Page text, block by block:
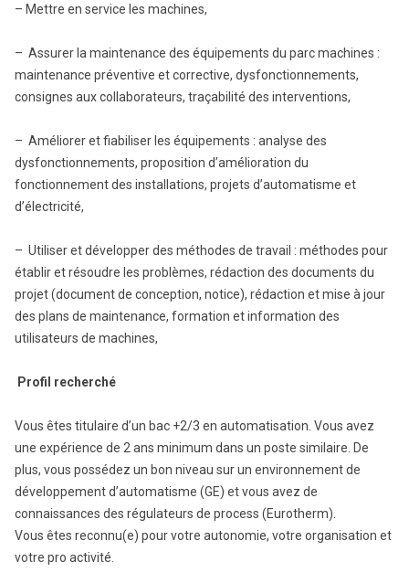
– Mettre en service les machines,
– Assurer la maintenance des équipements du parc machines :
maintenance préventive et corrective, dysfonctionnements,
consignes aux collaborateurs, traçabilité des interventions,
– Améliorer et fiabiliser les équipements : analyse des
dysfonctionnements, proposition d’amélioration du
fonctionnement des installations, projets d’automatisme et
d’électricité,
– Utiliser et développer des méthodes de travail : méthodes pour
établir et résoudre les problèmes, rédaction des documents du
projet (document de conception, notice), rédaction et mise à jour
des plans de maintenance, formation et information des
utilisateurs de machines,
Profil recherché
Vous êtes titulaire d’un bac +2/3 en automatisation. Vous avez
une expérience de 2 ans minimum dans un poste similaire. De
plus, vous possédez un bon niveau sur un environnement de
développement d’automatisme (GE) et vous avez de
connaissances des régulateurs de process (Eurotherm).
Vous êtes reconnu(e) pour votre autonomie, votre organisation et
votre pro activité.